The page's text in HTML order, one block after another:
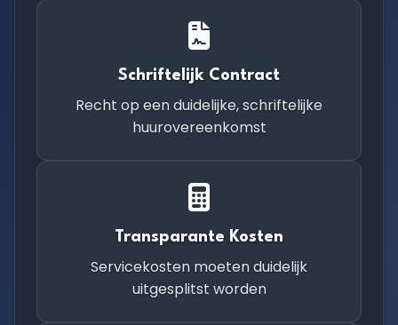
Schriftelijk Contract
Recht op een duidelijke, schriftelijke
huurovereenkomst
Transparante Kosten
Servicekosten moeten duidelijk
uitgesplitst worden